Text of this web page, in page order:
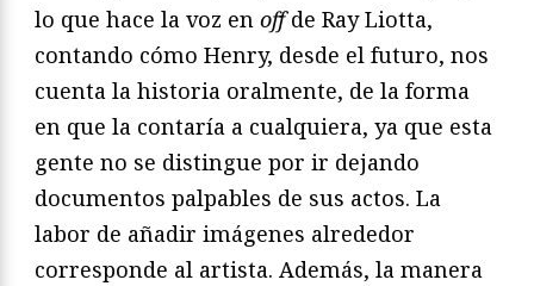
lo que hace la voz en offde Ray Liotta,
contando cómo Henry, desde el futuro, nos
cuenta la historia oralmente, de la forma
en que la contaría a cualquiera, ya que esta
gente no se distingue por ir dejando
documentos palpables de sus actos. La
labor de añadir imágenes alrededor
corresponde al artista. Además, la manera